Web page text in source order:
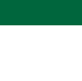
content